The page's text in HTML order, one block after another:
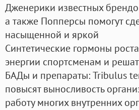
Дженерики известных
а также Попперсы помогут
насыщенной и яркой
Синтетические гормоны роста
энергии спортсменам и
БАДы и препараты:Tribulus
повысят выносливость
работу многих внутренних